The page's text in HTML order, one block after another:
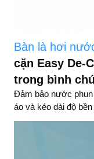
Bàn là hơi
cặn Easy De-
trong bình
Đảm bảo nước phun
áo và kéo dài độ